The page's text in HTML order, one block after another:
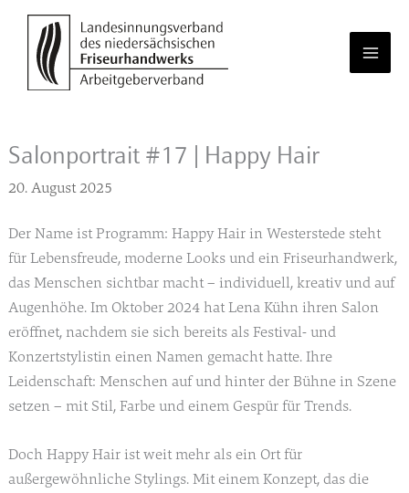
Zum
springen
Salonportrait #17 | Happy Hair
20. August 2025
Der Name ist Programm: Happy Hair in Westerstede steht
für Lebensfreude, moderne Looks und ein Friseurhandwerk,
das Menschen sichtbar macht – individuell, kreativ und auf
Augenhöhe. Im Oktober 2024 hat Lena Kühn ihren Salon
eröffnet, nachdem sie sich bereits als Festival- und
Konzertstylistin einen Namen gemacht hatte. Ihre
Leidenschaft: Menschen auf und hinter der Bühne in Szene
setzen – mit Stil, Farbe und einem Gespür für Trends.
Doch Happy Hair ist weit mehr als ein Ort für
außergewöhnliche Stylings. Mit einem Konzept, das die